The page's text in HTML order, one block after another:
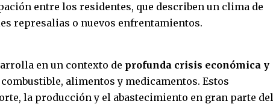
entre los residentes, que describen un clima de
represalias o nuevos enfrentamientos.
en un contexto de profunda crisis económica y
alimentos y medicamentos. Estos
la producción y el abastecimiento en gran parte del